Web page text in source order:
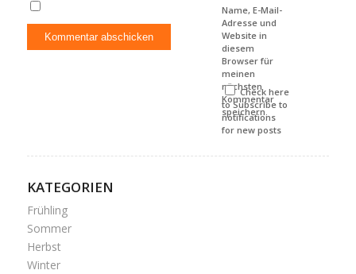
Name, E-Mail-
Adresse und
Website in
diesem
Browser für
meinen
nächsten
Kommentar
speichern.
Check here
to Subscribe to
notifications
for new posts
KATEGORIEN
Frühling
Sommer
Herbst
Winter